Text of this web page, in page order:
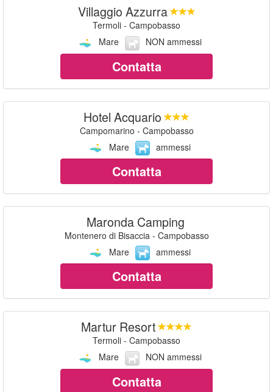
Villaggio Azzurra
Termoli - Campobasso
Mare
NON ammessi
Contatta
Hotel Acquario
Campomarino - Campobasso
Mare
ammessi
Contatta
Maronda Camping
Montenero di Bisaccia - Campobasso
Mare
ammessi
Contatta
Martur Resort
Termoli - Campobasso
Mare
NON ammessi
Contatta